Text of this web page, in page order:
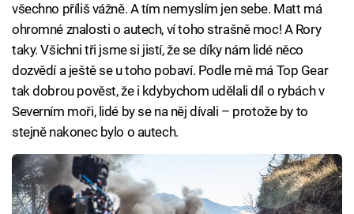
všechno příliš vážně. A tím nemyslím jen sebe. Matt má
ohromné znalosti o autech, ví toho strašně moc! A Rory
taky. Všichni tři jsme si jistí, že se díky nám lidé něco
dozvědí a ještě se u toho pobaví. Podle mě má Top Gear
tak dobrou pověst, že i kdybychom udělali díl o rybách v
Severním moři, lidé by se na něj dívali – protože by to
stejně nakonec bylo o autech.